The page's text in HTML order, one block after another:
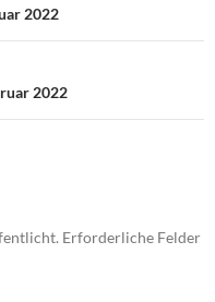
2022
2022
Erforderliche Felder